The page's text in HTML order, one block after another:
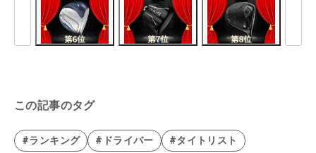
この記事のタグ
#ランキング #ドライバー #タイトリスト